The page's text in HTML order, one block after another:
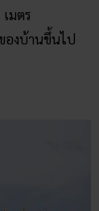
มตร
องบ้านขึ้นไป